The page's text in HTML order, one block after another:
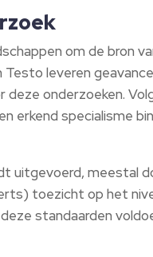
om de bron
leveren
onderzoeken.
erkend specialisme
uitgevoerd, meestal
toezicht op het
standaarden